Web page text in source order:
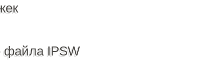
файла IPSW